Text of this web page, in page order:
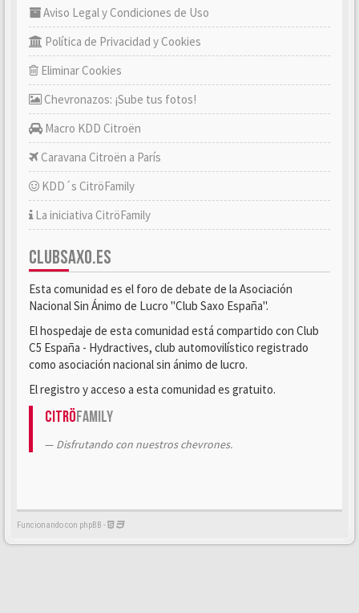
Aviso Legal y Condiciones de Uso
Política de Privacidad y Cookies
Eliminar Cookies
Chevronazos: ¡Sube tus fotos!
Macro KDD Citroën
Caravana Citroën a París
KDD´s CitröFamily
La iniciativa CitröFamily
CLUBSAXO.ES
Esta comunidad es el foro de debate de la Asociación
Nacional Sin Ánimo de Lucro "Club Saxo España".
El hospedaje de esta comunidad está compartido con Club
C5 España - Hydractives, club automovilístico registrado
como asociación nacional sin ánimo de lucro.
El registro y acceso a esta comunidad es gratuito.
CitröFamily
Disfrutando con nuestros chevrones.
Funcionando con phpBB -